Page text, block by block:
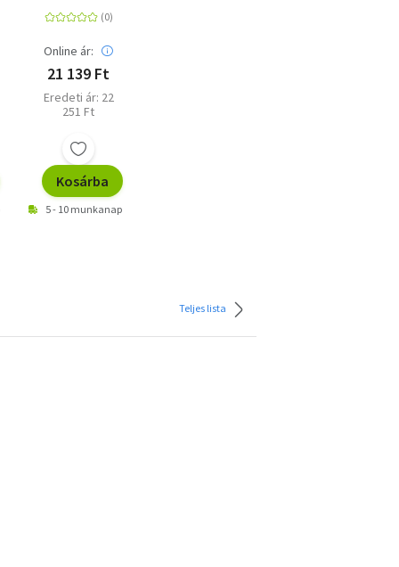
Scents:
Roman 3)
Online ár:
21 139 Ft
Eredeti ár: 22
251 Ft
Kosárba
5 - 10 munkanap
Teljes lista